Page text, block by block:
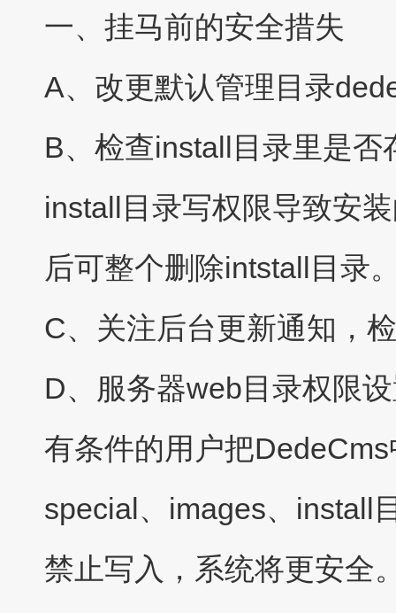
一、挂马前的安全措失
A、改更默认管理目录
B、检查install目录里是
install目录写权限导致安
后可整个删除intstall目录
C、关注后台更新通知，
D、服务器web目录权限
有条件的用户把
special、images、install
禁止写入，系统将更安全